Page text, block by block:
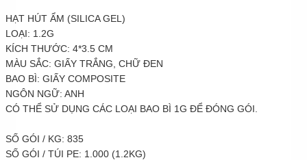
HẠT HÚT ẨM (SILICA GEL)
LOẠI: 1.2G
KÍCH THƯỚC: 4*3.5 CM
MÀU SẮC: GIẤY TRẮNG, CHỮ ĐEN
BAO BÌ: GIẤY COMPOSITE
NGÔN NGỮ: ANH
CÓ THỂ SỬ DỤNG CÁC LOẠI BAO BÌ 1G ĐỂ ĐÓNG GÓI.
SỐ GÓI / KG: 835
SỐ GÓI / TÚI PE: 1.000 (1.2KG)